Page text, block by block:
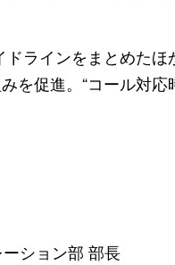
ラインをまとめた
を促進。“コール対
ション部 部長